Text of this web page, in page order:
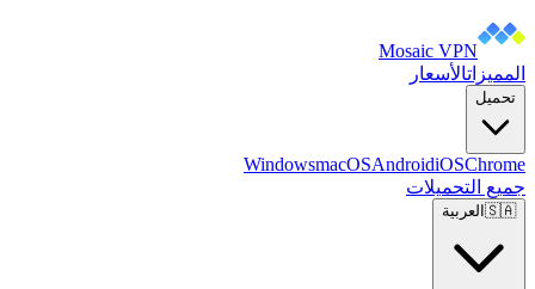
Mosaic VPN
المميزاتالأسعار
تحميل
WindowsmacOSAndroidiOSChrome
جميع التحميلات
🇸🇦 العربية